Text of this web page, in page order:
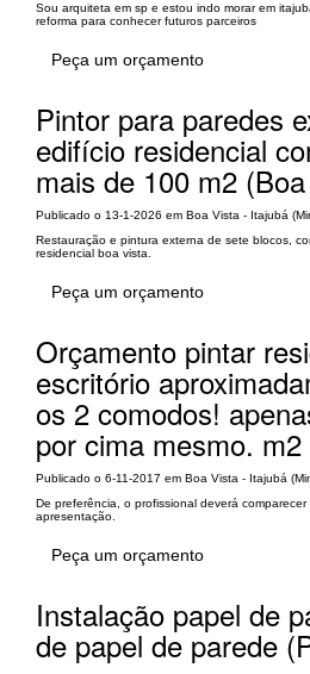
Sou arquiteta em sp e estou indo morar em
reforma para conhecer futuros parceiros
Peça um orçamento
Pintor para paredes
edifício residencial
mais de 100 m2
Publicado o 13-1-2026 em Boa Vista - Itajubá
Restauração e pintura externa de sete blocos,
residencial boa vista.
Peça um orçamento
Orçamento pintar
escritório
os 2 comodos!
por cima mesmo.
Publicado o 6-11-2017 em Boa Vista - Itajubá
De preferência, o profissional deverá
apresentação.
Peça um orçamento
Instalação papel de
de papel de parede